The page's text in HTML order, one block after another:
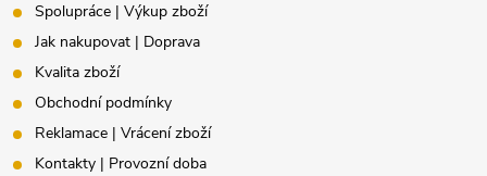
Spolupráce | Výkup zboží
Jak nakupovat | Doprava
Kvalita zboží
Obchodní podmínky
Reklamace | Vrácení zboží
Kontakty | Provozní doba